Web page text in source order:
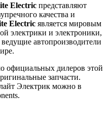
Electric представляют
качества и
Electric является мировым
электрики и электроники,
автопроизводители
официальных дилеров этой
запчасти.
Электрик можно в